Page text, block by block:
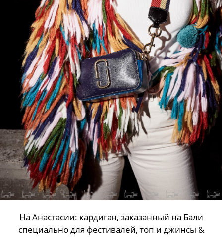
На Анастасии: кардиган, заказанный на Бали
специально для фестивалей, топ и джинсы &